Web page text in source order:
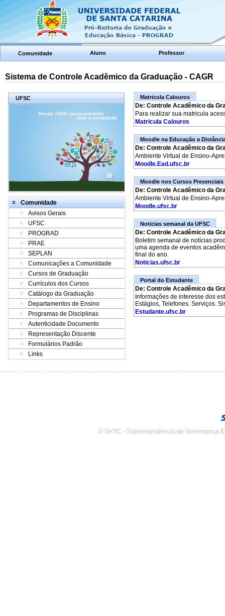
Comunidade Aluno Professor
Sistema de Controle Acadêmico da Graduação - CAGR
UFSC
Comunidade
Avisos Gerais
UFSC
PROGRAD
PRAE
SEPLAN
Comunicações a Comunidade
Cursos de Graduação
Currículos dos Cursos
Catálogo da Graduação
Departamentos de Ensino
Programas de Disciplinas
Autenticidade Documento
Representação Discente
Formulários Padrão
Links
Matricula Calouros
De: Controle Acadêmico da
Para realizar sua matricula
Matricula Calouros
Moodle na Educação a
De: Controle Acadêmico da
Ambiente Virtual de Ensino-
Moodle.Ead.ufsc.br
Moodle nos Cursos Presenciais
De: Controle Acadêmico da
Ambiente Virtual de Ensino-
Moodle.ufsc.br
Noticias semanal da UFSC
De: Controle Acadêmico da
Boletim semanal de notícias
uma agenda de eventos
final do ano.
Noticias.ufsc.br
Portal do Estudante
De: Controle Acadêmico da
Informações de interesse dos
Estágios, Telefones. Serviços.
Estudante.ufsc.br
© SeTIC - Superintendência de Governança